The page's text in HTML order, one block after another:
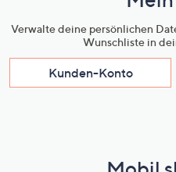
Verwalte deine persönlichen
Wunschliste in
Kunden-Konto